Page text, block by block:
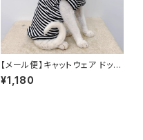
【メール便】キャットウェア ドッグ
ウェア 犬 猫 ボーダー ノースリ
ーブ ペット／pets201
¥1,180